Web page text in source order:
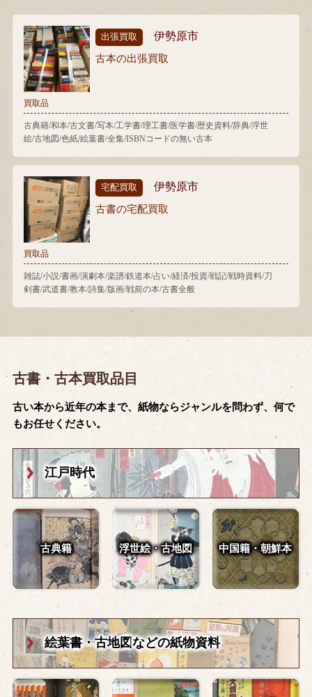
出張買取 伊勢原市
古本の出張買取
買取品
古典籍/和本/古文書/写本/工学書/理工書/医学書/歴史資料/辞典/浮世
絵/古地図/色紙/絵葉書/全集/ISBNコードの無い古本
宅配買取 伊勢原市
古書の宅配買取
買取品
雑誌/小説/書画/演劇本/楽譜/鉄道本/占い/経済/投資/戦記/戦時資料/刀
剣書/武道書/教本/詩集/版画/戦前の本/古書全般
古書・古本買取品目
古い本から近年の本まで、紙物ならジャンルを問わず、何で
もお任せください。
江戸時代
古典籍 浮世絵・古地図 中国籍・朝鮮本
絵葉書・古地図などの紙物資料